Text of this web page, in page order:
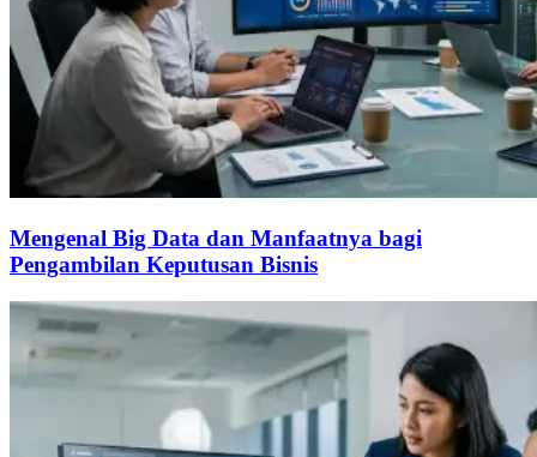
Mengenal Big Data dan Manfaatnya bagi
Pengambilan Keputusan Bisnis